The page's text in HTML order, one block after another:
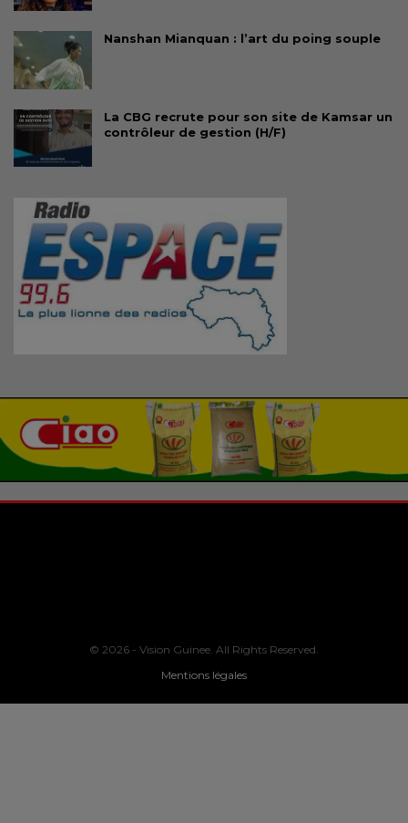
Nanshan Mianquan : l’art du poing souple
La CBG recrute pour son site de Kamsar un
contrôleur de gestion (H/F)
© 2026 - Vision Guinee. All Rights Reserved.
Mentions légales